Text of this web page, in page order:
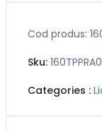
Cod produs:
Sku:
Categories :